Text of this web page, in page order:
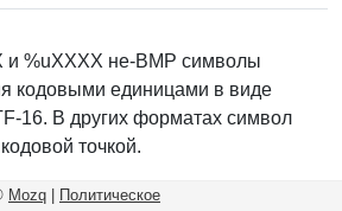
и %uXXXX не-BMP символы
кодовыми единицами в виде
16. В других форматах символ
точкой.
Mozq Политическое